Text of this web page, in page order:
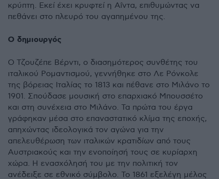
κρύπτη. Εκεί έχει κρυφτεί η Αΐντα, επιθυμώντας να
πεθάνει στο πλευρό του αγαπημένου της.
Ο δημιουργός
Ο Τζουζέπε Βέρντι, ο διασημότερος συνθέτης του
ιταλικού Ρομαντισμού, γεννήθηκε στο Λε Ρόνκολε
της βόρειας Ιταλίας το 1813 και πέθανε στο Μιλάνο το
1901. Σπούδασε μουσική στο επαρχιακό Μπουσσέτο
και στη συνέχεια στο Μιλάνο. Τα πρώτα του έργα
γράφηκαν μέσα στο επαναστατικό κλίμα της εποχής,
απηχώντας ιδεολογικά τον αγώνα για την
απελευθέρωση των ιταλικών κρατιδίων από τους
Αυστριακούς και την ενοποίησή τους σε κυρίαρχη
χώρα. Η ενασχόλησή του με την πολιτική τον
ανέδειξε σε εθνικό σύμβολο. Το 1861 εξελέγη μέλος